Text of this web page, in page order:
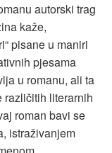
autorski trag
kaže,
pisane u maniri
pjesama
u romanu, ali ta
različitih literarnih
roman bavi se
istraživanjem